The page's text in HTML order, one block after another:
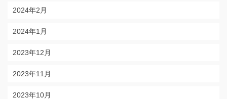
2024年2月
2024年1月
2023年12月
2023年11月
2023年10月